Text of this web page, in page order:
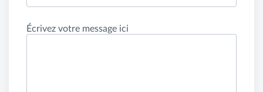
Écrivez votre message ici